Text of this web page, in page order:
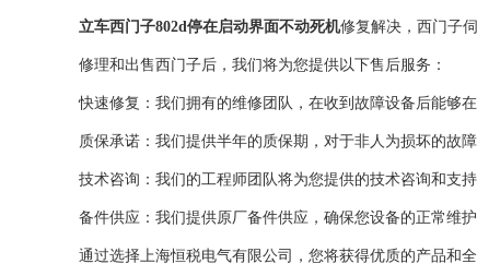
立车西门子802d停在启动界面不动死机修复解决，西门子
修理和出售西门子后，我们将为您提供以下售后服务：
快速修复：我们拥有的维修团队，在收到故障设备后能够
质保承诺：我们提供半年的质保期，对于非人为损坏的故
技术咨询：我们的工程师团队将为您提供的技术咨询和支
备件供应：我们提供原厂备件供应，确保您设备的正常维护
通过选择上海恒税电气有限公司，您将获得优质的产品和